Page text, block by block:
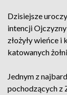
Dzisiejsze
intencji
złożyły wieńce
katowanych
Jednym z
pochodzących z